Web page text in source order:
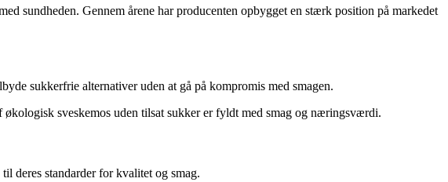
sundheden. Gennem årene har producenten opbygget en stærk position på markedet
sukkerfrie alternativer uden at gå på kompromis med smagen.
sveskemos uden tilsat sukker er fyldt med smag og næringsværdi.
deres standarder for kvalitet og smag.